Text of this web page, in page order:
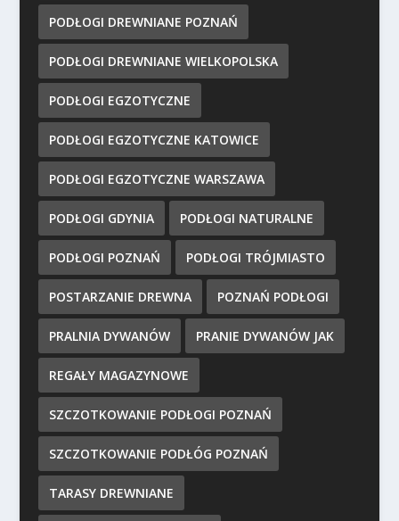
PODŁOGI DREWNIANE POZNAŃ
PODŁOGI DREWNIANE WIELKOPOLSKA
PODŁOGI EGZOTYCZNE
PODŁOGI EGZOTYCZNE KATOWICE
PODŁOGI EGZOTYCZNE WARSZAWA
PODŁOGI GDYNIA PODŁOGI NATURALNE
PODŁOGI POZNAŃ PODŁOGI TRÓJMIASTO
POSTARZANIE DREWNA POZNAŃ PODŁOGI
PRALNIA DYWANÓW PRANIE DYWANÓW JAK
REGAŁY MAGAZYNOWE
SZCZOTKOWANIE PODŁOGI POZNAŃ
SZCZOTKOWANIE PODŁÓG POZNAŃ
TARASY DREWNIANE